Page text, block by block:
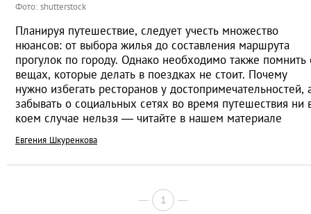
Фото: shutterstock
Планируя путешествие, следует учесть множество
нюансов: от выбора жилья до составления маршрута
прогулок по городу. Однако необходимо также помнить
вещах, которые делать в поездках не стоит. Почему
нужно избегать ресторанов у достопримечательностей,
забывать о социальных сетях во время путешествия ни
коем случае нельзя — читайте в нашем материале
Евгения Шкуренкова
1